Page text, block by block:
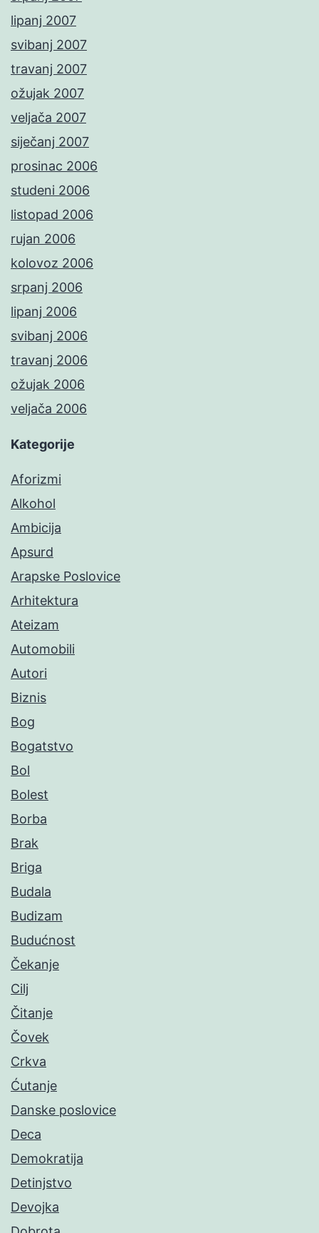
lipanj 2007
svibanj 2007
travanj 2007
ožujak 2007
veljača 2007
siječanj 2007
prosinac 2006
studeni 2006
listopad 2006
rujan 2006
kolovoz 2006
srpanj 2006
lipanj 2006
svibanj 2006
travanj 2006
ožujak 2006
veljača 2006
Kategorije
Aforizmi
Alkohol
Ambicija
Apsurd
Arapske Poslovice
Arhitektura
Ateizam
Automobili
Autori
Biznis
Bog
Bogatstvo
Bol
Bolest
Borba
Brak
Briga
Budala
Budizam
Budućnost
Čekanje
Cilj
Čitanje
Čovek
Crkva
Ćutanje
Danske poslovice
Deca
Demokratija
Detinjstvo
Devojka